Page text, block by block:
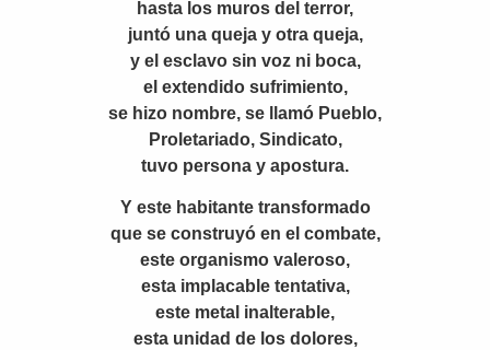
hasta los muros del terror,
juntó una queja y otra queja,
y el esclavo sin voz ni boca,
el extendido sufrimiento,
se hizo nombre, se llamó Pueblo,
Proletariado, Sindicato,
tuvo persona y apostura.
Y este habitante transformado
que se construyó en el combate,
este organismo valeroso,
esta implacable tentativa,
este metal inalterable,
esta unidad de los dolores,